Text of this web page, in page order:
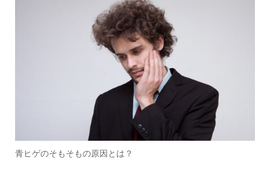
青ヒゲのそもそもの原因とは？